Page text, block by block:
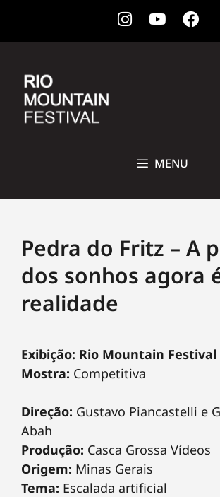
Instagram
Youtube
MENU
Pedra do Fritz – A
dos sonhos agora
realidade
Exibição: Rio Mountain Festival
Mostra: Competitiva
Direção: Gustavo Piancastelli e
Abah
Produção: Casca Grossa Vídeos
Origem: Minas Gerais
Tema: Escalada artificial